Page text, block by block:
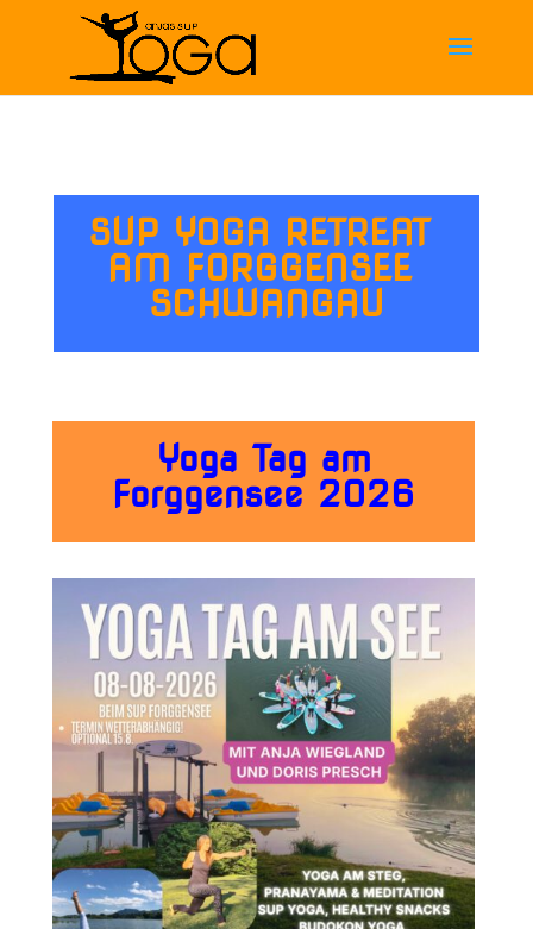
SUP YOGA RETREAT
AM FORGGENSEE
SCHWANGAU
Yoga Tag am
Forggensee 2026